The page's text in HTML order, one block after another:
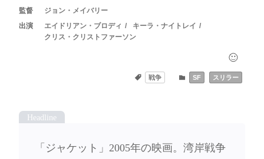
ジョン・メイバリー
エイドリアン・ブロディ
キーラ・ナイトレイ
クリス・クリストファーソン
SF スリラー
戦争
「ジャケット」2005年の映画。湾岸戦争